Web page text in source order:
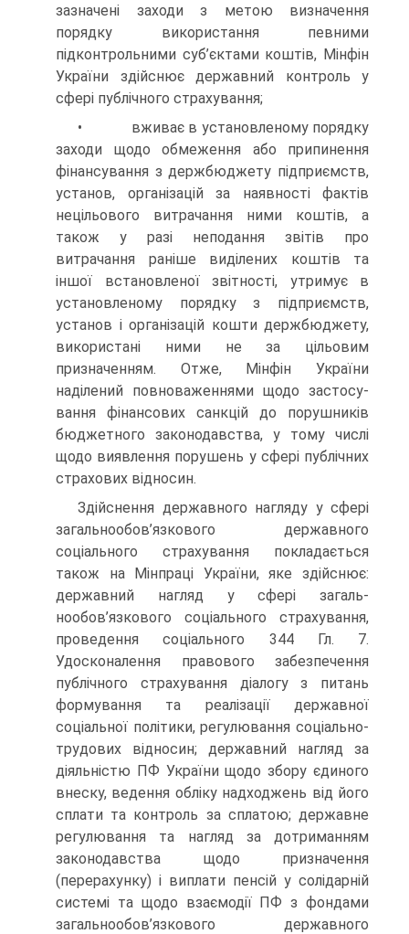
зазначені заходи з метою визначення
порядку використання певними
підконтрольними суб’єктами коштів, Мінфін
України здійснює державний контроль у
сфері публічного страхування;
• вживає в установленому порядку
заходи щодо обмеження або припинення
фінансування з держбюджету підприємств,
установ, організацій за наявності фактів
нецільового витрачання ними коштів, а
також у разі неподання звітів про
витрачання раніше виділених коштів та
іншої встановленої звітності, утримує в
установленому порядку з підприємств,
установ і організацій кошти держбюджету,
використані ними не за цільовим
призначенням. Отже, Мінфін України
наділений повноваженнями щодо застосу­
вання фінансових санкцій до порушників
бюджетного законо­давства, у тому числі
щодо виявлення порушень у сфері публічних
страхових відносин.
Здійснення державного нагляду у сфері
загальнообов’язкового державного
соціального страхування покладається
також на Мінпраці України, яке здійснює:
державний нагляд у сфері загаль­
нообов’язкового соціального страхування,
проведення соціального 344 Гл. 7.
Удосконалення правового забезпечення
публічного страхування діалогу з питань
формування та реалізації державної
соціальної політики, регулювання соціально-
трудових відносин; державний нагляд за
діяльністю ПФ України щодо збору єдиного
внеску, ведення обліку надходжень від його
сплати та контроль за сплатою; державне
регулювання та нагляд за дотриманням
законодавства щодо призначення
(перерахунку) і виплати пенсій у солідарній
системі та щодо взаємодії ПФ з фондами
загальнообов’язкового державного